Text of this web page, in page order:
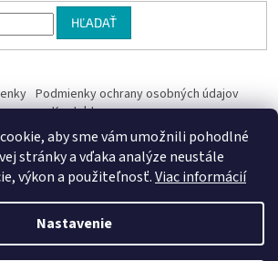
aby sme vám umožnili pohodlné
stránky a vďaka analýze neustále
výkon a použiteľnosť.Viac informácií
Nastavenie
HĽADAŤ
Podmienky ochrany osobných údajov
Kontakty
Obchodné podmienky
Vytvoril Shoptet